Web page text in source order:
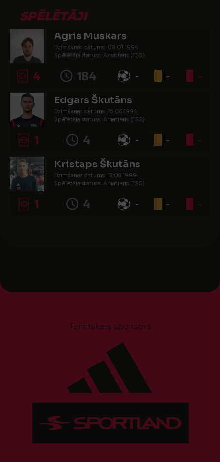
SPĒLĒTĀJI
Agris Muskars
Dzimšanas datums: 05.01.1994.
Spēlētāja statuss: Amatieris (FSS)
4 184 - - -
Edgars Škutāns
Dzimšanas datums: 16.08.1994.
Spēlētāja statuss: Amatieris (FSS)
1 4 - - -
Kristaps Škutāns
Dzimšanas datums: 18.08.1999.
Spēlētāja statuss: Amatieris (FSS)
1 4 - - -
Tehniskais sponsors